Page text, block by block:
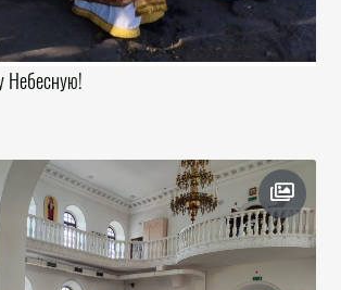
Небесную!